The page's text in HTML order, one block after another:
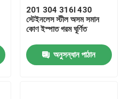
201 304 316l 430
স্টেইনলেস স্টীল অসম সমান
কোণ ইস্পাত গরম ঘূর্ণিত
অনুসন্ধান পাঠান